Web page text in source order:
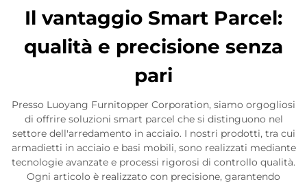
Il vantaggio Smart Parcel:
qualità e precisione senza
pari
Presso Luoyang Furnitopper Corporation, siamo orgogliosi
di offrire soluzioni smart parcel che si distinguono nel
settore dell'arredamento in acciaio. I nostri prodotti, tra cui
armadietti in acciaio e basi mobili, sono realizzati mediante
tecnologie avanzate e processi rigorosi di controllo qualità.
Ogni articolo è realizzato con precisione, garantendo